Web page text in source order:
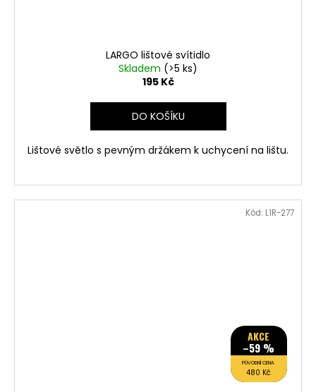
LARGO lištové svítidlo
Skladem (>5 ks)
195 Kč
DO KOŠÍKU
Lištové světlo s pevným držákem k uchycení na lištu.
AKCE
–59 %
PŮVODNÍ CENA
480 Kč
Kód: L1R-277